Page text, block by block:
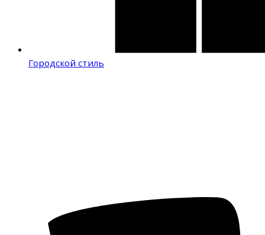
Городской стиль